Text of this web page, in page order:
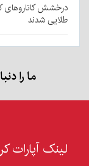
درخشش کاتاروهای
طلایی شدند
ما را
لینک آپارات